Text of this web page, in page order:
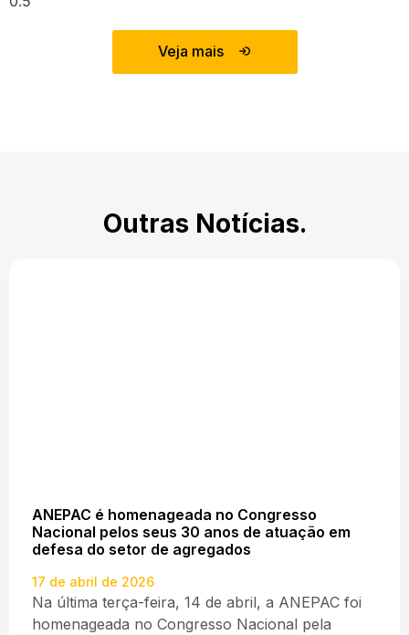
Veja mais
Outras Notícias.
ANEPAC é homenageada no Congresso
Nacional pelos seus 30 anos de atuação em
defesa do setor de agregados
17 de abril de 2026
Na última terça-feira, 14 de abril, a ANEPAC foi
homenageada no Congresso Nacional pela